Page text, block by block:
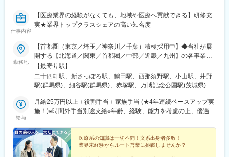
仕事内容
【医療業界の経験がなくても、地域や医療へ貢献できる】研修充
実★業界トップクラスシェアの高い知名度
勤務地
【首都圏（東京／埼玉／神奈川／千葉）積極採用中】◆当社が展
開する【北海道／関東／首都圏／中部／近畿／九州】の各事業所
へご希望を考慮した上で配属となります。【北海道】北海道【関
東】栃木／群馬／茨城／長野／山梨／新潟【首都圏】東京／埼玉
／神奈川／千葉★積極採用エリア【中部】静岡／愛知／三重／岐
／長崎／熊本／大分／宮崎／鹿児島各事業所の詳細については、
弊社HPよりご確認ください※「企業情報」→「拠点」よりご確認
の就労はありません)
【最寄り駅】
二十四軒駅、新さっぽろ駅、鶴田駅、西那須野駅、小山駅、井野
駅(群馬県)、細谷駅(群馬県)、赤塚駅、万博記念公園駅(茨城県)、
駅、寺尾駅、宮内駅(新潟県)、直江津駅、小川町駅(東京都)、江戸
川橋駅、竹ノ塚駅、小村井駅、井荻駅、志村三丁目駅、学芸大学
台駅(東京都)、北戸田駅、南越谷駅、久喜駅、加茂宮駅、新座駅、
航空公園駅、南古谷駅、ソシオ流通センター駅、三ツ沢上町駅、
並木中央駅、踊場駅、江田駅(神奈川県)、元住吉駅、原当麻駅、社
給与
月給25万円以上＋役割手当＋家族手当 (★4年連続ベースアップ実
施！)※時間外手当別途支給※年齢、経験、能力を考慮の上、優遇し
医療系の知識は一切不問！文系出身者多数！
業界未経験からルート営業に挑戦しませんか？